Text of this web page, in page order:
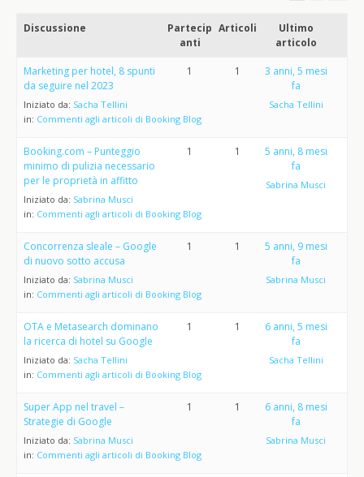
Discussione
Partecip
anti
Articoli
Ultimo
articolo
Marketing per hotel, 8 spunti
da seguire nel 2023
Iniziato da: Sacha Tellini
in: Commenti agli articoli di Booking Blog
1 1
3 anni, 5 mesi
fa
Sacha Tellini
Booking.com – Punteggio
minimo di pulizia necessario
per le proprietà in affitto
Iniziato da: Sabrina Musci
in: Commenti agli articoli di Booking Blog
1 1
5 anni, 8 mesi
fa
Sabrina Musci
Concorrenza sleale – Google
di nuovo sotto accusa
Iniziato da: Sabrina Musci
in: Commenti agli articoli di Booking Blog
1 1
5 anni, 9 mesi
fa
Sabrina Musci
OTA e Metasearch dominano
la ricerca di hotel su Google
Iniziato da: Sacha Tellini
in: Commenti agli articoli di Booking Blog
1 1
6 anni, 5 mesi
fa
Sacha Tellini
Super App nel travel –
Strategie di Google
Iniziato da: Sabrina Musci
in: Commenti agli articoli di Booking Blog
1 1
6 anni, 8 mesi
fa
Sabrina Musci